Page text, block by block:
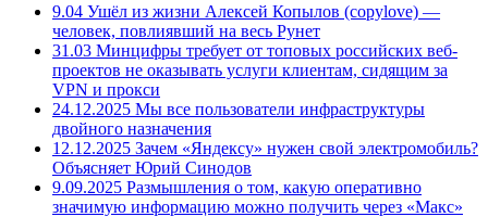
9.04 Ушёл из жизни Алексей Копылов (copylove) —
человек, повлиявший на весь Рунет
31.03 Минцифры требует от топовых российских веб-
проектов не оказывать услуги клиентам, сидящим за
VPN и прокси
24.12.2025 Мы все пользователи инфраструктуры
двойного назначения
12.12.2025 Зачем «Яндексу» нужен свой электромобиль?
Объясняет Юрий Синодов
9.09.2025 Размышления о том, какую оперативно
значимую информацию можно получить через «Макс»